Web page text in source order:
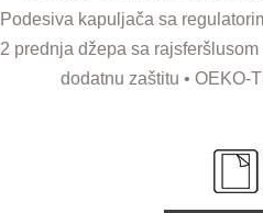
Podesiva kapuljača sa
2 prednja džepa sa
dodatnu zaštitu • OEKO-